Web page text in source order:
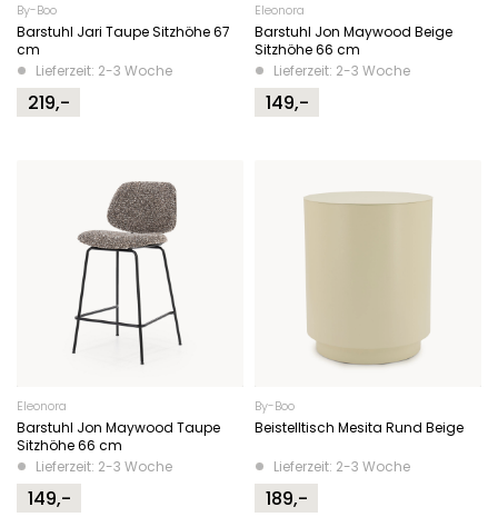
By-Boo
Barstuhl Jari Taupe Sitzhöhe 67
cm
Lieferzeit: 2-3 Woche
219,-
Eleonora
Barstuhl Jon Maywood Beige
Sitzhöhe 66 cm
Lieferzeit: 2-3 Woche
149,-
Eleonora
Barstuhl Jon Maywood Taupe
Sitzhöhe 66 cm
Lieferzeit: 2-3 Woche
149,-
By-Boo
Beistelltisch Mesita Rund Beige
Lieferzeit: 2-3 Woche
189,-